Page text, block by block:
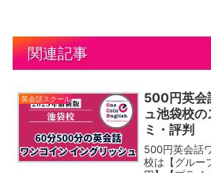
関連記事
英会話スクール
500円英会
ュ池袋校
ミ・評判
500円英会話
校は【グルー